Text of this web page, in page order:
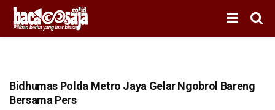
Bidhumas Polda Metro Jaya Gelar Ngobrol Bareng
Bersama Pers